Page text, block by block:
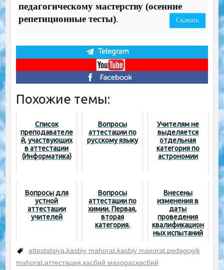
педагогическому мастерству (осенние
репетиционные тесты). Скачать
Похожие темы:
Список
преподавателе
й, участвующих
в аттестации
(Информатика)
Вопросы
аттестации по
русскому языку
Учителям не
выделяется
отдельная
категория по
астрономии
Вопросы для
устной
аттестации
учителей
Вопросы
аттестации по
химии. Первая,
вторая
категория.
Внесены
изменения в
даты
проведения
квалификацион
ных испытаний
attestatsiya kasbiy mahorat, kasbiy maxorat, pedagogik
mahorat, аттестация касбий махорат,касбий